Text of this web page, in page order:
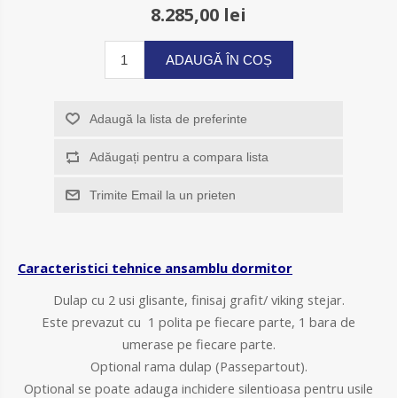
8.285,00 lei
ADAUGĂ ÎN COȘ
Adaugă la lista de preferinte
Adăugați pentru a compara lista
Trimite Email la un prieten
Caracteristici tehnice ansamblu dormitor
Dulap cu 2 usi glisante, finisaj grafit/ viking stejar.
Este prevazut cu 1 polita pe fiecare parte, 1 bara de
umerase pe fiecare parte.
Optional rama dulap (Passepartout).
Optional se poate adauga inchidere silentioasa pentru usile